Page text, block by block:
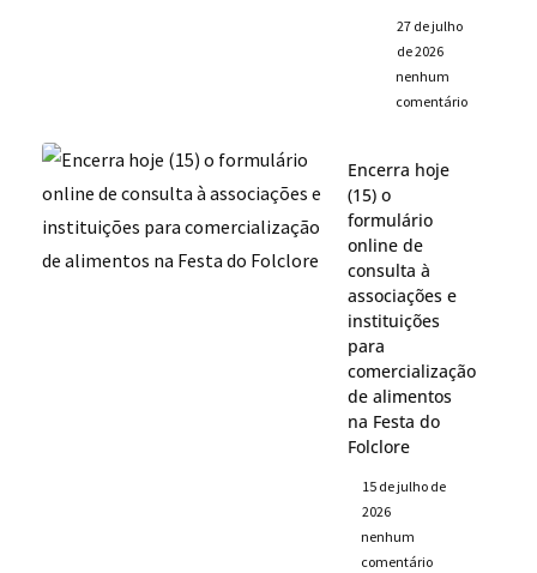
27 de julho
de 2026
nenhum
comentário
Encerra hoje
(15) o
formulário
online de
consulta à
associações e
instituições
para
comercialização
de alimentos
na Festa do
Folclore
15 de julho de
2026
nenhum
comentário